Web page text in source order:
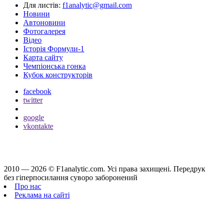
Для листів: f1analytic@gmail.com
Новини
Автоновини
Фотогалерея
Відео
Історія Формули-1
Карта сайту
Чемпіонська гонка
Кубок конструкторів
facebook
twitter
google
vkontakte
2010 — 2026 © F1analytic.com. Усi права захищенi. Передрук
без гіперпосилання суворо заборонений
Про нас
Реклама на сайті